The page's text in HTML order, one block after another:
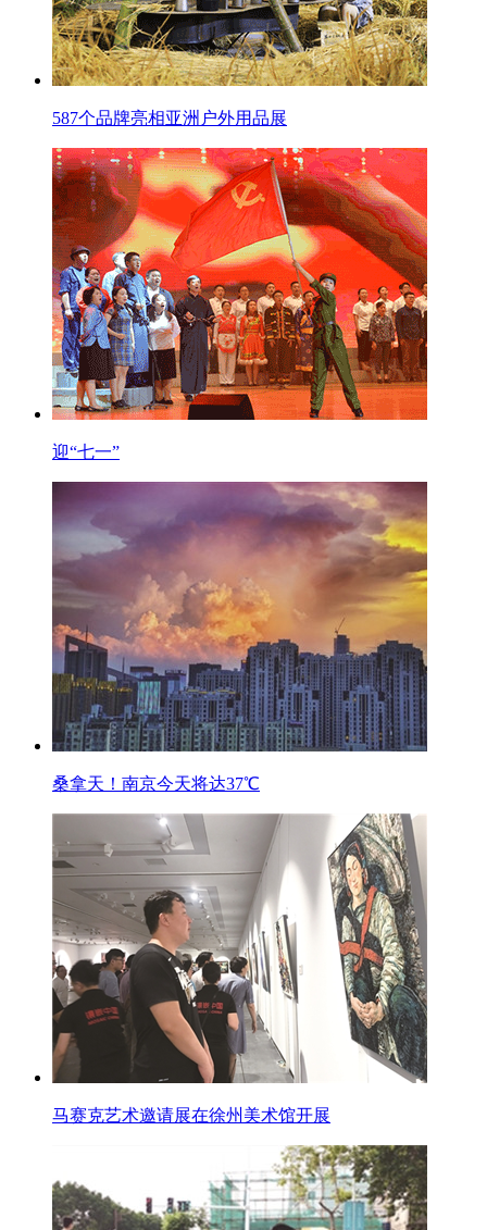
587个品牌亮相亚洲户外用品展
迎“七一”
桑拿天！南京今天将达37℃
马赛克艺术邀请展在徐州美术馆开展